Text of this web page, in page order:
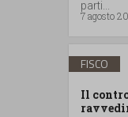
parti...
7 agosto
FISCO
Il